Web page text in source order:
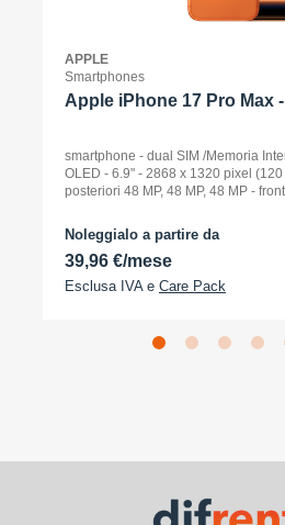
APPLE
Smartphones
Apple iPhone 17 Pro Max
smartphone - dual SIM /Memoria
OLED - 6.9" - 2868 x 1320 pixel
posteriori 48 MP, 48 MP, 48 MP -
Noleggialo a partire da
39,96 €/mese
Esclusa IVA e Care Pack